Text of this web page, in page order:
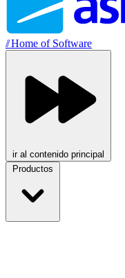
//Home of Software
ir al contenido principal
Productos